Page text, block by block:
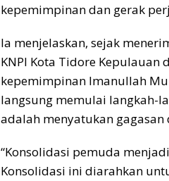
kepemimpinan dan gerak
Ia menjelaskan, sejak
KNPI Kota Tidore Kepulauan
kepemimpinan Imanullah
langsung memulai langkah-
adalah menyatukan
“Konsolidasi pemuda
Konsolidasi ini diarahkan